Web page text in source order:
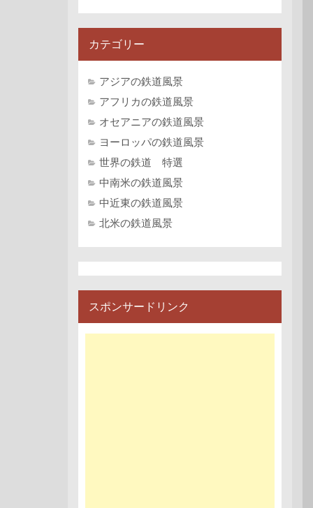
カテゴリー
アジアの鉄道風景
アフリカの鉄道風景
オセアニアの鉄道風景
ヨーロッパの鉄道風景
世界の鉄道 特選
中南米の鉄道風景
中近東の鉄道風景
北米の鉄道風景
スポンサードリンク